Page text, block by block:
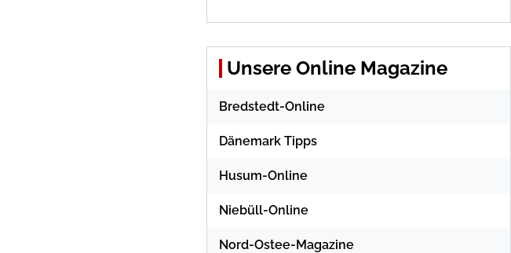
Unsere Online Magazine
Bredstedt-Online
Dänemark Tipps
Husum-Online
Niebüll-Online
Nord-Ostee-Magazine